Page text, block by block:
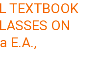
TEXTBOOK
ON
Е.А.,